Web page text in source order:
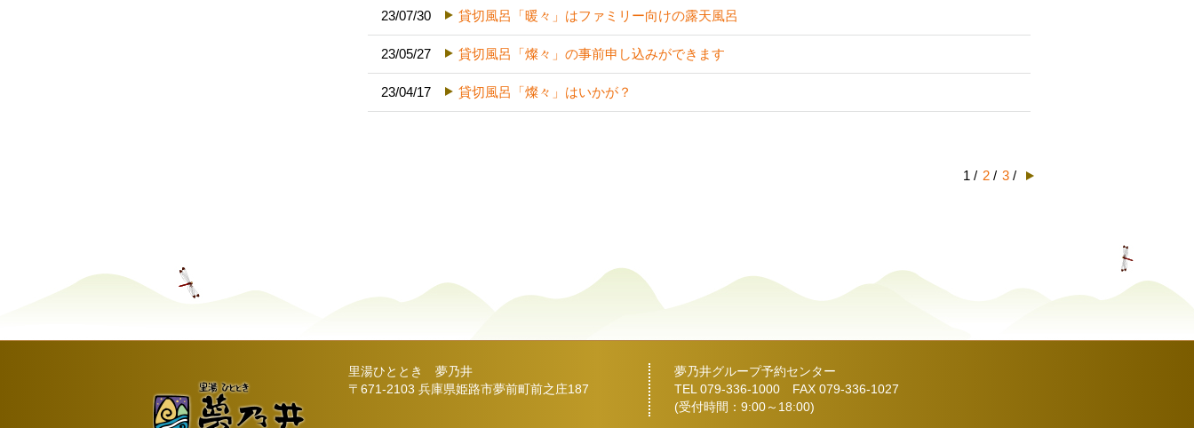
23/07/30 貸切風呂「暖々」はファミリー向けの露天風呂
23/05/27 貸切風呂「燦々」の事前申し込みができます
23/04/17 貸切風呂「燦々」はいかが？
1 / 2 / 3 /
里湯ひととき 夢乃井
〒671-2103 兵庫県姫路市夢前町前之庄187
夢乃井グループ予約センター
TEL079-336-1000 FAX 079-336-1027
(受付時間：9:00～18:00)